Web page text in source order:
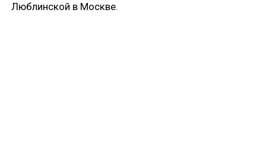
Люблинской в Москве.